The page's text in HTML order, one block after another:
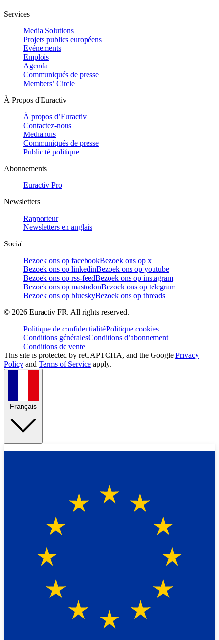
Services
Media Solutions
Projets publics européens
Evénements
Emplois
Agenda
Communiqués de presse
Members’ Circle
À Propos d'Euractiv
À propos d’Euractiv
Contactez-nous
Mediahuis
Communiqués de presse
Publicité politique
Abonnements
Euractiv Pro
Newsletters
Rapporteur
Newsletters en anglais
Social
Bezoek ons op facebookBezoek ons op x
Bezoek ons op linkedinBezoek ons op youtube
Bezoek ons op rss-feedBezoek ons op instagram
Bezoek ons op mastodonBezoek ons op telegram
Bezoek ons op blueskyBezoek ons op threads
© 2026 Euractiv FR. All rights reserved.
Politique de confidentialitéPolitique cookies
Conditions généralesConditions d’abonnement
Conditions de vente
This site is protected by reCAPTCHA, and the Google Privacy
Policy and Terms of Service apply.
Français